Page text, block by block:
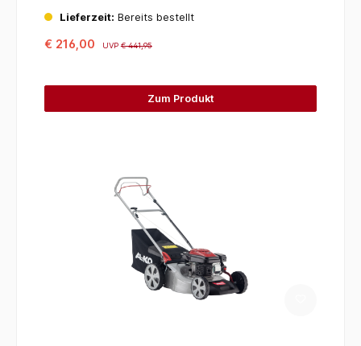
Lieferzeit: Bereits bestellt
€ 216,00 UVP€ 441,95
Zum Produkt